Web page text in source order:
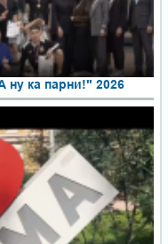
ну ка парни!" 2026